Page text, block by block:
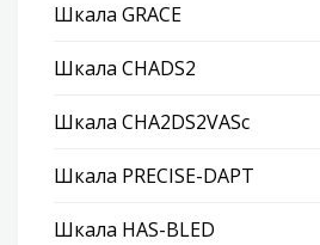
Шкала GRACE
Шкала CHADS2
Шкала CHA2DS2VASc
Шкала PRECISE-DAPT
Шкала HAS-BLED